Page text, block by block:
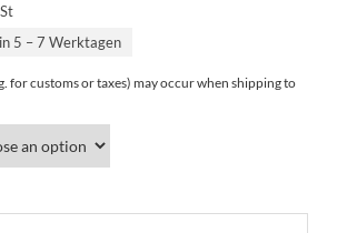
5 – 7 Werktagen
for customs or taxes) may occur when shipping to